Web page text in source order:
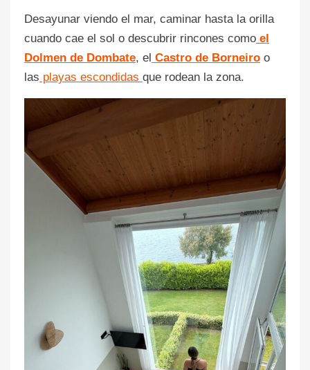
Desayunar viendo el mar, caminar hasta la orilla
cuando cae el sol o descubrir rincones como el
Dolmen de Dombate, el Castro de Borneiro o
las playas escondidas que rodean la zona.